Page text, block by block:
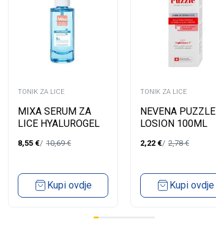
TONIK ZA LICE
MIXA SERUM ZA
LICE HYALUROGEL
30ML
8,55 € 10,69€
Kupi ovdje
TONIK ZA LICE
NEVENA PUZZLE
LOSION 100ML
2,22 € 2,78€
Kupi ovdje